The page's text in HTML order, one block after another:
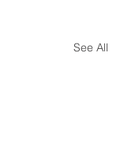
See All